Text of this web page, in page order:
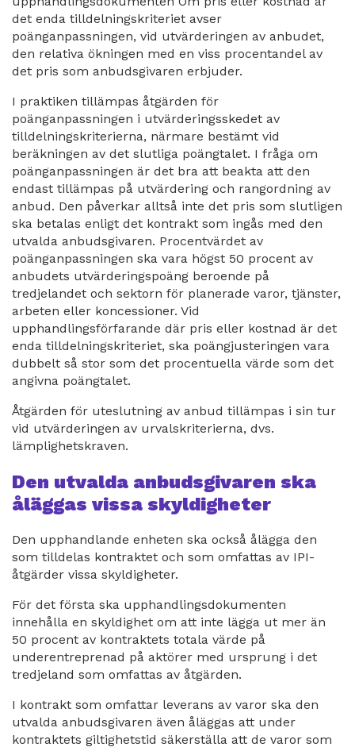
det enda tilldelningskriteriet avser
poänganpassningen, vid utvärderingen av anbudet,
den relativa ökningen med en viss procentandel av
det pris som anbudsgivaren erbjuder.
I praktiken tillämpas åtgärden för
poänganpassningen i utvärderingsskedet av
tilldelningskriterierna, närmare bestämt vid
beräkningen av det slutliga poängtalet. I fråga om
poänganpassningen är det bra att beakta att den
endast tillämpas på utvärdering och rangordning av
anbud. Den påverkar alltså inte det pris som slutligen
ska betalas enligt det kontrakt som ingås med den
utvalda anbudsgivaren. Procentvärdet av
poänganpassningen ska vara högst 50 procent av
anbudets utvärderingspoäng beroende på
tredjelandet och sektorn för planerade varor, tjänster,
arbeten eller koncessioner. Vid
upphandlingsförfarande där pris eller kostnad är det
enda tilldelningskriteriet, ska poängjusteringen vara
dubbelt så stor som det procentuella värde som det
angivna poängtalet.
Åtgärden för uteslutning av anbud tillämpas i sin tur
vid utvärderingen av urvalskriterierna, dvs.
lämplighetskraven.
Den utvalda anbudsgivaren ska
åläggas vissa skyldigheter
Den upphandlande enheten ska också ålägga den
som tilldelas kontraktet och som omfattas av IPI-
åtgärder vissa skyldigheter.
För det första ska upphandlingsdokumenten
innehålla en skyldighet om att inte lägga ut mer än
50 procent av kontraktets totala värde på
underentreprenad på aktörer med ursprung i det
tredjeland som omfattas av åtgärden.
I kontrakt som omfattar leverans av varor ska den
utvalda anbudsgivaren även åläggas att under
kontraktets giltighetstid säkerställa att de varor som